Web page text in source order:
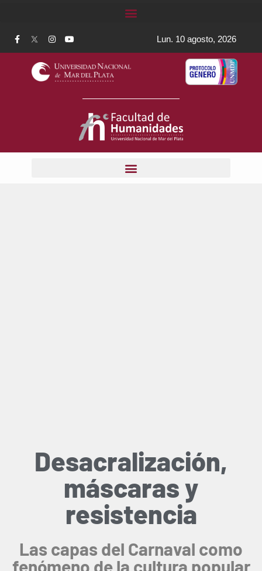
Lun. 10 agosto, 2026
Desacralización,
máscaras y
resistencia
Las capas del Carnaval como
fenómeno de la cultura popular